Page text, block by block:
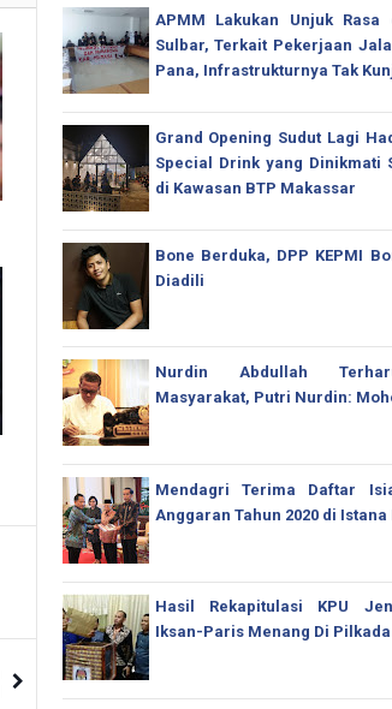
APMM Lakukan Unjuk Rasa
Sulbar, Terkait Pekerjaan
Pana, Infrastrukturnya Tak
Grand Opening Sudut Lagi
Special Drink yang Dinikmati
di Kawasan BTP Makassar
Bone Berduka, DPP KEPMI
Diadili
Nurdin Abdullah
Masyarakat, Putri Nurdin:
Mendagri Terima Daftar
Anggaran Tahun 2020 di
Hasil Rekapitulasi KPU
Iksan-Paris Menang Di Pilkada